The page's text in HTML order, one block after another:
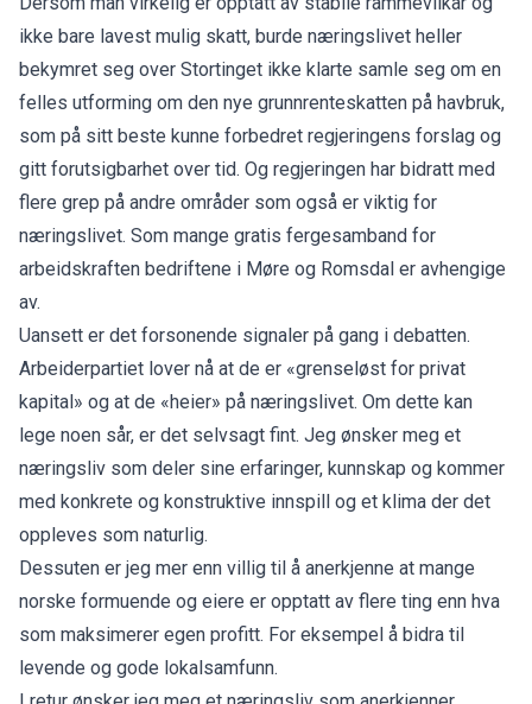
ikke bare lavest mulig skatt, burde næringslivet heller
bekymret seg over Stortinget ikke klarte samle seg om en
felles utforming om den nye grunnrenteskatten på havbruk,
som på sitt beste kunne forbedret regjeringens forslag og
gitt forutsigbarhet over tid. Og regjeringen har bidratt med
flere grep på andre områder som også er viktig for
næringslivet. Som mange gratis fergesamband for
arbeidskraften bedriftene i Møre og Romsdal er avhengige
av.
Uansett er det forsonende signaler på gang i debatten.
Arbeiderpartiet lover nå at de er «grenseløst for privat
kapital» og at de «heier» på næringslivet. Om dette kan
lege noen sår, er det selvsagt fint. Jeg ønsker meg et
næringsliv som deler sine erfaringer, kunnskap og kommer
med konkrete og konstruktive innspill og et klima der det
oppleves som naturlig.
Dessuten er jeg mer enn villig til å anerkjenne at mange
norske formuende og eiere er opptatt av flere ting enn hva
som maksimerer egen profitt. For eksempel å bidra til
levende og gode lokalsamfunn.